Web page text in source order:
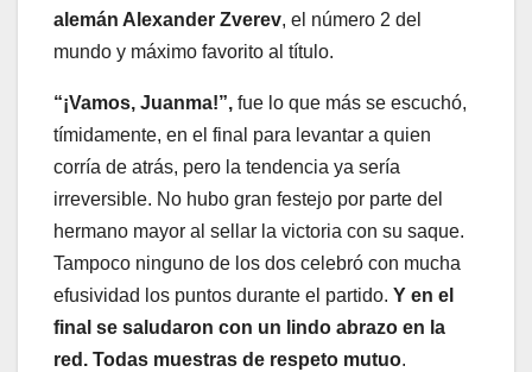
alemán Alexander Zverev, el número 2 del
mundo y máximo favorito al título.
“¡Vamos, Juanma!”, fue lo que más se escuchó,
tímidamente, en el final para levantar a quien
corría de atrás, pero la tendencia ya sería
irreversible. No hubo gran festejo por parte del
hermano mayor al sellar la victoria con su saque.
Tampoco ninguno de los dos celebró con mucha
efusividad los puntos durante el partido. Y en el
final se saludaron con un lindo abrazo en la
red. Todas muestras de respeto mutuo.